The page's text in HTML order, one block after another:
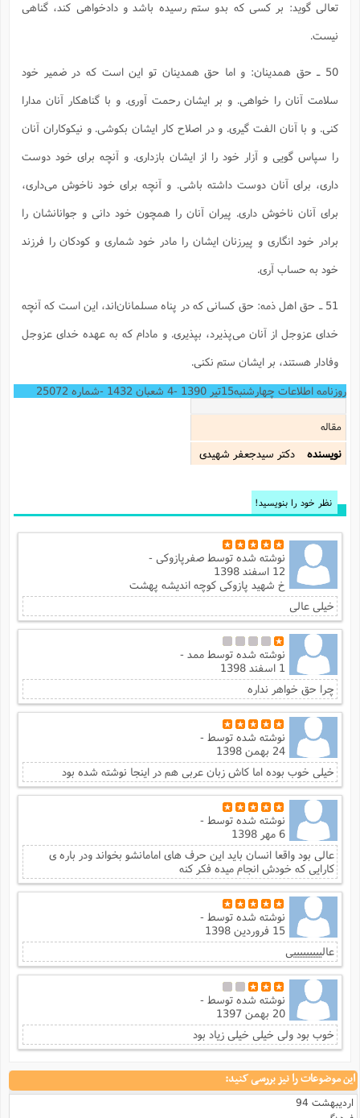
تعالی گوید: بر کسی که بدو ستم رسیده باشد و دادخواهی کند، گناهی
نیست.
50 ـ حق همدینان: و اما حق همدینان تو این است که در ضمیر خود
سلامت آنان را خواهی. و بر ایشان رحمت آوری. و با گناهکار آنان مدارا
کنی. و با آنان الفت گیری. و در اصلاح کار ایشان بکوشی. و نیکوکاران آنان
را سپاس گویی و آزار خود را از ایشان بازداری. و آنچه برای خود دوست
داری، برای آنان دوست داشته باشی. و آنچه برای خود ناخوش می‌داری،
برای آنان ناخوش داری. پیران آنان را همچون خود دانی و جوانانشان را
برادر خود انگاری و پیرزنان ایشان را مادر خود شماری و کودکان را فرزند
خود به حساب آری.
51 ـ حق اهل ذمه: حق کسانی که در پناه مسلمانان‌اند، این است که آنچه
خدای عزوجل از آنان می‌پذیرد، بپذیری. و مادام که به عهده خدای عزوجل
وفادار هستند، بر ایشان ستم نکنی.
روزنامه اطلاعات چهارشنبه15تیر 1390 -4 شعبان 1432 -شماره 25072
مقاله
نویسنده
دکتر سیدجعفر شهیدی
نظر خود را بنویسید!
نوشته شده توسطصفرپازوکی -
12 اسفند 1398
خ شهید پازوکی کوچه اندیشه پهشت
خیلی عالی
نوشته شده توسطممد -
1 اسفند 1398
چرا حق خواهر نداره
نوشته شده توسط-
24 بهمن 1398
خیلی خوب بوده اما کاش زبان عربی هم در اینجا نوشته شده بود
نوشته شده توسط-
6 مهر 1398
عالی بود واقعا انسان باید این حرف های امامانشو بخواند ودر باره ی
کارایی که خودش انجام میده فکر کنه
نوشته شده توسط-
15 فروردین 1398
عالیییییییییی
نوشته شده توسط-
20 بهمن 1397
خوب بود ولی خیلی خیلی زیاد بود
این موضوعات را نیز بررسی کنید:
اردیبهشت 94